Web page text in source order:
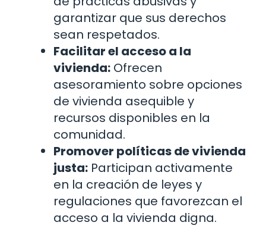
garantizar que sus derechos
sean respetados.
Facilitar el acceso a la
vivienda: Ofrecen
asesoramiento sobre opciones
de vivienda asequible y
recursos disponibles en la
comunidad.
Promover políticas de vivienda
justa: Participan activamente
en la creación de leyes y
regulaciones que favorezcan el
acceso a la vivienda digna.